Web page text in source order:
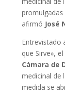
afirmó José
Entrevistado
que Sirve», el
Cámara de
medicinal de
medida se